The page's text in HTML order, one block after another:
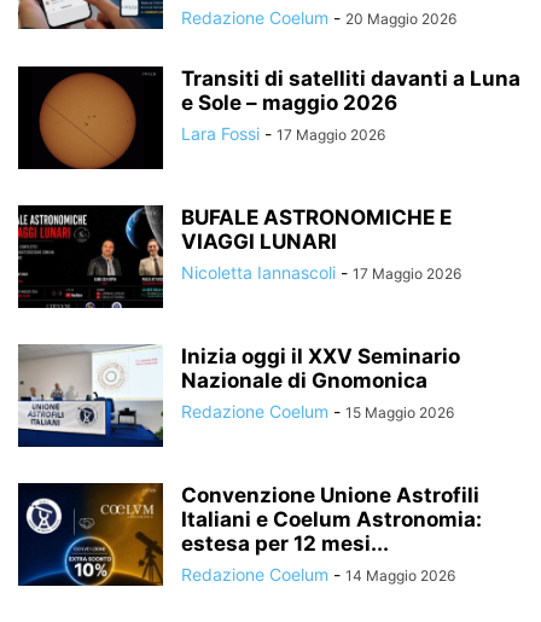
Redazione Coelum - 20 Maggio 2026
Transiti di satelliti davanti a Luna
e Sole – maggio 2026
Lara Fossi - 17 Maggio 2026
BUFALE ASTRONOMICHE E
VIAGGI LUNARI
Nicoletta Iannascoli - 17 Maggio 2026
Inizia oggi il XXV Seminario
Nazionale di Gnomonica
Redazione Coelum - 15 Maggio 2026
Convenzione Unione Astrofili
Italiani e Coelum Astronomia:
estesa per 12 mesi...
Redazione Coelum - 14 Maggio 2026